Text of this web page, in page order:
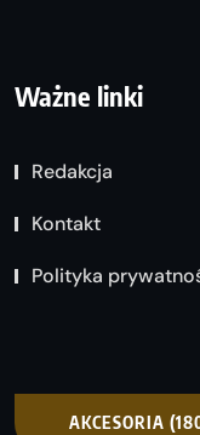
Ważne linki
Redakcja
Kontakt
Polityka
AKCESORIA